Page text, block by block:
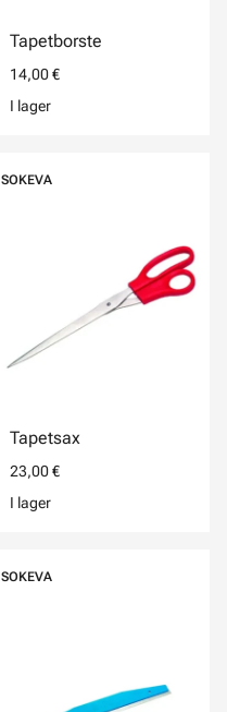
Tapetborste
14,00 €
I lager
SOKEVA
Tapetsax
23,00 €
I lager
SOKEVA